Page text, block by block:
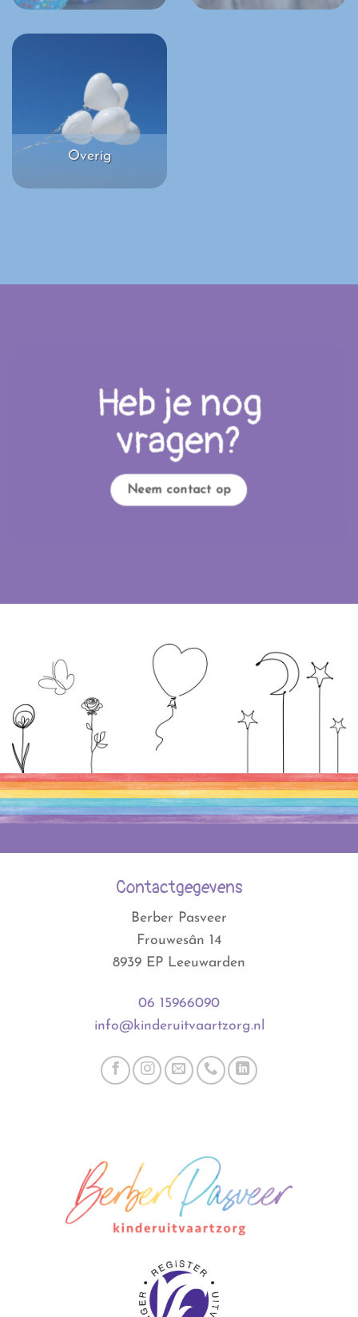
Overig
Heb je nog
vragen?
Neem contact op
Contactgegevens
Berber Pasveer
Frouwesân 14
8939 EP Leeuwarden
06 15966090
info@kinderuitvaartzorg.nl